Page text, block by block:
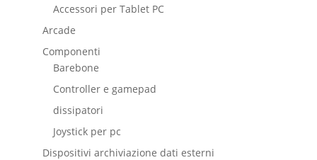
Accessori per Tablet PC
Arcade
Componenti
Barebone
Controller e gamepad
dissipatori
Joystick per pc
Dispositivi archiviazione dati esterni